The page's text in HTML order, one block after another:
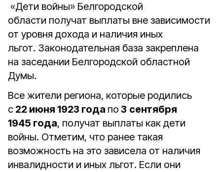
«Дети войны» Белгородской
области получат выплаты вне зависимости
от уровня дохода и наличия иных
льгот. Законодательная база закреплена
на заседании Белгородской областной
Думы.
Все жители региона, которые родились
с 22 июня 1923 года по 3 сентября
1945 года, получат выплаты как дети
войны. Отметим, что ранее такая
возможность на это зависела от наличия
инвалидности и иных льгот. Если они